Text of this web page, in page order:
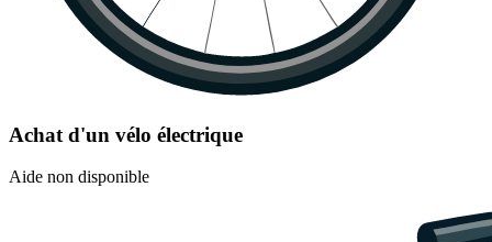
Achat d'un vélo électrique
Aide non disponible